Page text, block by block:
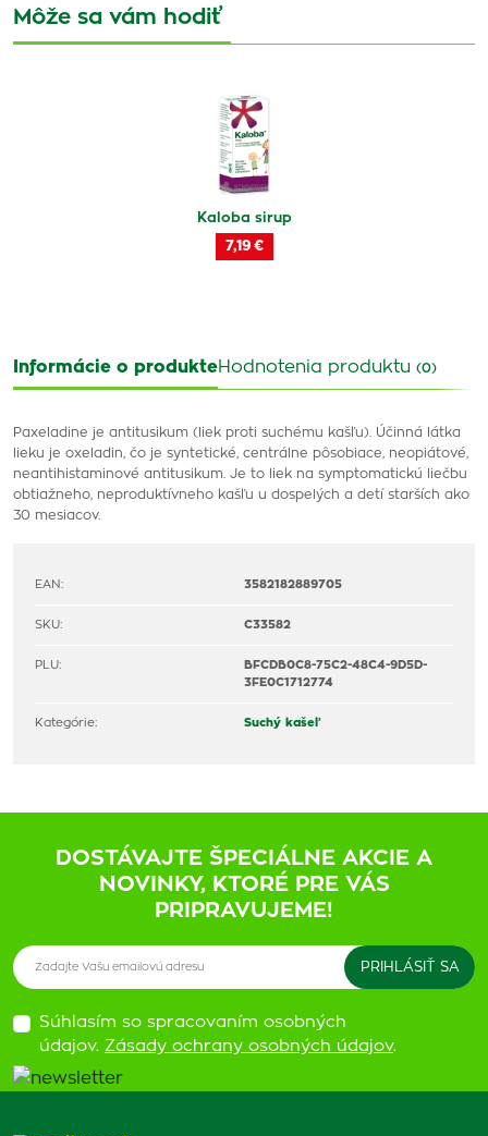
Môže sa vám hodiť
Kaloba sirup
7,19 €
Informácie o produkteHodnotenia produktu (0)
Paxeladine je antitusikum (liek proti suchému kašľu). Účinná látka
lieku je oxeladin, čo je syntetické, centrálne pôsobiace, neopiátové,
neantihistaminové antitusikum. Je to liek na symptomatickú liečbu
obtiažneho, neproduktívneho kašľu u dospelých a detí starších ako
30 mesiacov.
EAN: 3582182889705
SKU: C33582
PLU:
BFCDB0C8-75C2-48C4-9D5D-
3FE0C1712774
Kategórie: Suchý kašeľ
DOSTÁVAJTE ŠPECIÁLNE AKCIE A
NOVINKY, KTORÉ PRE VÁS
PRIPRAVUJEME!
Súhlasím so spracovaním osobných
údajov. Zásady ochrany osobných údajov.